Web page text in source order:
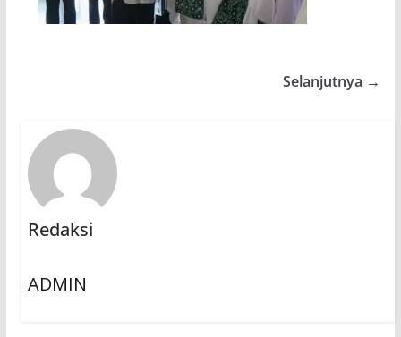
Selanjutnya →
Redaksi
ADMIN